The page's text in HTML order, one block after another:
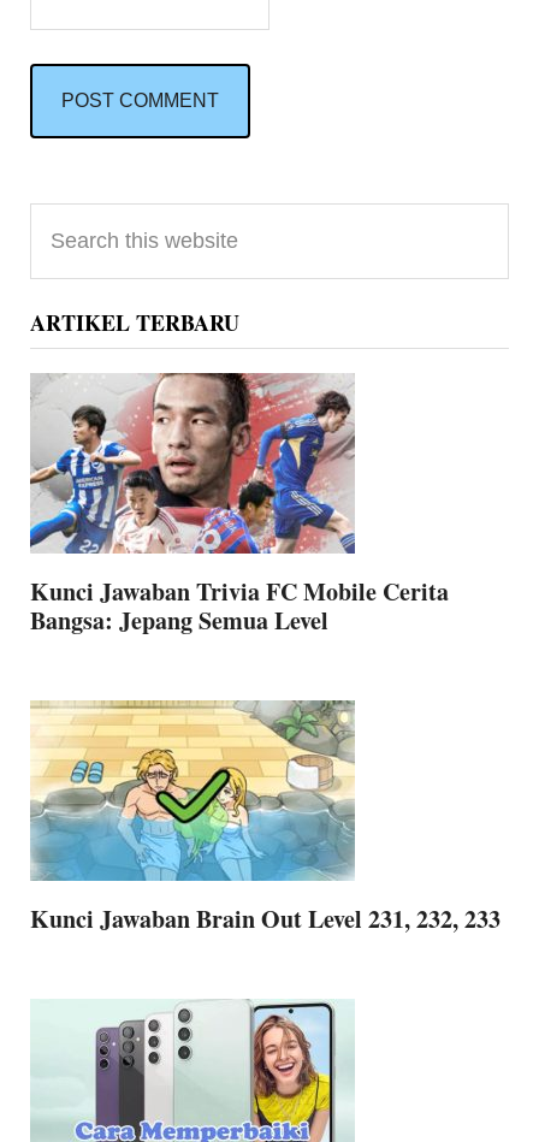
Primary
Sidebar
this
website
ARTIKEL TERBARU
Kunci Jawaban Trivia FC Mobile Cerita
Bangsa: Jepang Semua Level
Kunci Jawaban Brain Out Level 231, 232, 233